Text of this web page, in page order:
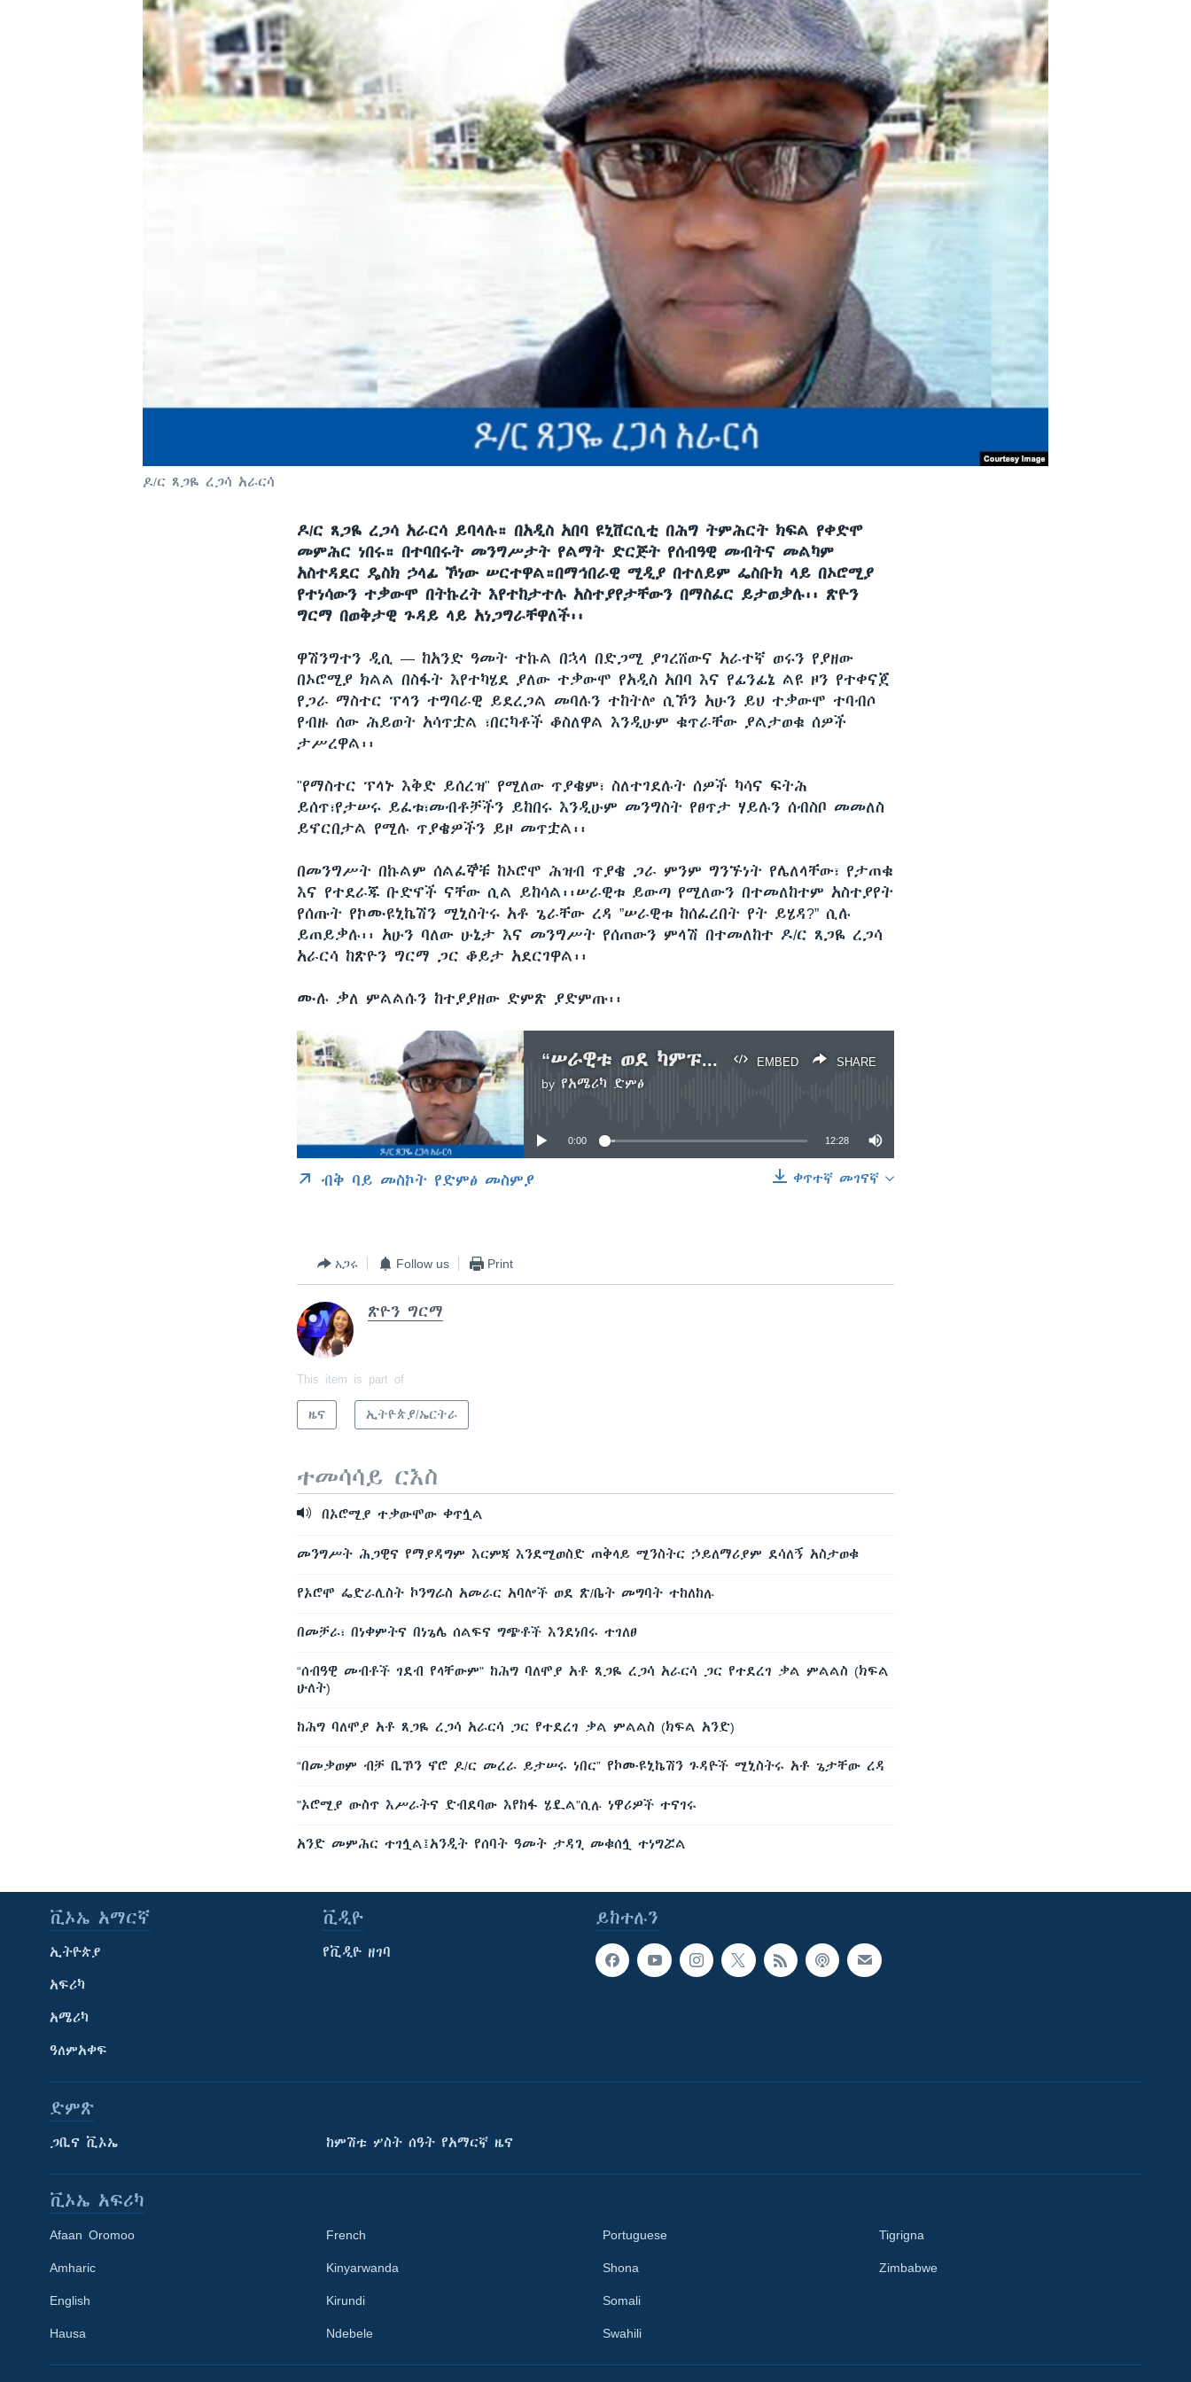
Learning English
ዶ/ር ጸጋዬ ረጋሳ አራርሳ
ዶ/ር ጸጋዬ ረጋሳ አራርሳ ይባላሉ። በአዲስ አበባ ዩኒቨርሲቲ በሕግ ትምሕርት ክፍል የቀድሞ
መምሕር ነበሩ። በተባበሩት መንግሥታት የልማት ድርጅት የሰብዓዊ መብትና መልካም
አስተዳደር ዴስክ ኃላፊ ኾነው ሠርተዋል።በማኅበራዊ ሚዲያ በተለይም ፌስቡክ ላይ በኦሮሚያ
የተነሳውን ተቃውሞ በትኩረት እየተከታተሉ አስተያየታቸውን በማስፈር ይታወቃሉ፡፡ ጽዮን
ግርማ በወቅታዊ ጉዳይ ላይ አነጋግራቸዋለች፡፡
ዋሽንግተን ዲሲ — ከአንድ ዓመት ተኩል በኋላ በድጋሚ ያገረሸውና አራተኛ ወሩን የያዘው
በኦሮሚያ ክልል በስፋት እየተካሄደ ያለው ተቃውሞ የአዲስ አበባ እና የፊንፊኔ ልዩ ዞን የተቀናጀ
የጋራ ማስተር ፕላን ተግባራዊ ይደረጋል መባሉን ተከትሎ ሲኾን አሁን ይህ ተቃውሞ ተባብሶ
የብዙ ሰው ሕይወት አሳጥቷል ፣በርካቶች ቆስለዋል እንዲሁም ቁጥራቸው ያልታወቁ ሰዎች
ታሥረዋል፡፡
"የማስተር ፕላኑ እቅድ ይሰረዝ" የሚለው ጥያቄም፣ ስለተገደሉት ሰዎች ካሳና ፍትሕ
ይሰጥ፣የታሠሩ ይፈቱ፣መብቶቻችን ይከበሩ እንዲሁም መንግስት የፀጥታ ሃይሉን ሰብስቦ መመለስ
ይኖርበታል የሚሉ ጥያቄዎችን ይዞ መጥቷል፡፡
በመንግሥት በኩልም ሰልፈኞቹ ከኦሮሞ ሕዝብ ጥያቄ ጋራ ምንም ግንኙነት የሌለላቸው፣ የታጠቁ
እና የተደራጁ ቡድኖች ናቸው ሲል ይከሳል፡፡ሠራዊቱ ይውጣ የሚለውን በተመለከተም አስተያየት
የሰጡት የኮሙዩኒኬሽን ሚኒስትሩ አቶ ጌራቸው ረዳ ”ሠራዊቱ ከሰፈረበት የት ይሄዳ?” ሲሉ
ይጠይቃሉ፡፡ አሁን ባለው ሁኔታ እና መንግሥት የሰጠውን ምላሽ በተመለከተ ዶ/ር ጸጋዬ ረጋሳ
አራርሳ ከጽዮን ግርማ ጋር ቆይታ አደርገዋል፡፡
ሙሉ ቃለ ምልልሱን ከተያያዘው ድምጽ ያድምጡ፡፡
EMBED SHARE
“ሠራዊቱ ወደ ካምፑ ይመለስ ነው ጥያቄው” ዶ/ር ጸጋዬ ረጋሳ አራርሳ (ክፍል አንድ)
by የአሜሪካ ድምፅ
No media source currently available
0:00 12:28
ቀጥተኛ መገናኛ
ብቅ ባይ መስኮት የድምፅ መስምያ
አጋሩ Follow us Print
ጽዮን ግርማ
This item is part of
ዜና ኢትዮጵያ/ኤርትራ
ተመሳሳይ ርእስ
በኦሮሚያ ተቃውሞው ቀጥሏል
መንግሥት ሕጋዊና የማያዳግም እርምጃ እንደሚወስድ ጠቅላይ ሚንስትር ኃይለማሪያም ደሳለኝ አስታወቁ
የኦሮሞ ፌድራሊስት ኮንግሬስ አመራር አባሎች ወደ ጽ/ቤት መግባት ተከለከሉ
በመቻራ፣ በነቀምትና በነጌሌ ሰልፍና ግጭቶች እንደነበሩ ተገለፀ
“ሰብዓዊ መብቶች ገደብ የላቸውም" ከሕግ ባለሞያ አቶ ጸጋዬ ረጋሳ አራርሳ ጋር የተደረገ ቃል ምልልስ (ክፍል
ሁለት)
ከሕግ ባለሞያ አቶ ጸጋዬ ረጋሳ አራርሳ ጋር የተደረገ ቃል ምልልስ (ክፍል አንድ)
“በመቃወም ብቻ ቢኾን ኖሮ ዶ/ር መረራ ይታሠሩ ነበር” የኮሙዩኒኬሽን ጉዳዮች ሚኒስትሩ አቶ ጌታቸው ረዳ
"ኦሮሚያ ውስጥ እሥራትና ድብደባው እየከፋ ሄዷል"ሲሉ ነዋሪዎች ተናገሩ
አንድ መምሕር ተገሏል፤አንዲት የሰባት ዓመት ታዳጊ መቁሰሏ ተነግሯል
ይከተሉን
ቪኦኤ አማርኛ
ኢትዮጵያ
አፍሪካ
አሜሪካ
ዓለምአቀፍ
ቪዲዮ
የቪዲዮ ዘገባ
ድምጽ
ጋቢና ቪኦኤ ከምሽቱ ሦስት ሰዓት የአማርኛ ዜና
ቪኦኤ አፍሪካ
Afaan Oromoo
Amharic
English
Hausa
French
Kinyarwanda
Kirundi
Ndebele
Portuguese
Shona
Somali
Swahili
Tigrigna
Zimbabwe